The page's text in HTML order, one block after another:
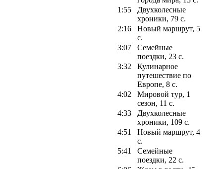
1:55
Двухколесные
хроники, 79 с.
2:16
Новый маршрут, 5
с.
3:07
Семейные
поездки, 23 с.
3:32
Кулинарное
путешествие по
Европе, 8 с.
4:02
Мировой тур, 1
сезон, 11 с.
4:33
Двухколесные
хроники, 109 с.
4:51
Новый маршрут, 4
с.
5:41
Семейные
поездки, 22 с.